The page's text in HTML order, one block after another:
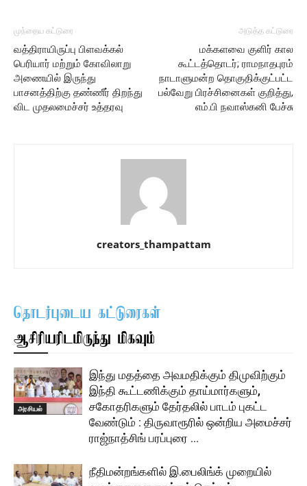
முந்தைய கட்டுரை
வத்திராயிருப்பு பிளவக்கல்
பெரியார் மற்றும் கோவிலாறு
அணையில் இருந்து
பாசனத்திற்கு தண்ணீர் திறந்து
விட முதலமைச்சர் உத்தரவு
அடுத்த கட்டுரை
மக்களவை குளிர் கால
கூட்டத்தொடர்; ராமநாதபுரம்
நாடாளுமன்ற தொகுதிக்குட்பட்ட
பல்வேறு பிரச்சினைகள் குறித்து,
எம்.பி நவாஸ்கனி பேச்சு
creators_thampattam
தொடர்புடைய கட்டுரைகள்
ஆசிரியரிடமிருந்து மிகவும்
அரசியல்
இந்து மதத்தை அவமதிக்கும் திமுவிற்கும்
இந்தி கூட்டணிக்கும் தாய்மார்களும்,
சகோதரிகளும் தேர்தலில் பாடம் புகட்ட
வேண்டும் : திருவாரூரில் ஒன்றிய அமைச்சர்
ராஜ்நாத்சிங் பரப்புரை …
நீதிமன்றங்களில் இ.பைலிங்க் முறையில்